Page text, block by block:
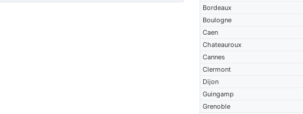
Bordeaux
Boulogne
Caen
Chateauroux
Cannes
Clermont
Dijon
Guingamp
Grenoble